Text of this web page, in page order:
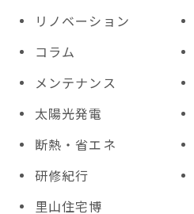
リノベーション
コラム
メンテナンス
太陽光発電
断熱・省エネ
研修紀行
里山住宅博